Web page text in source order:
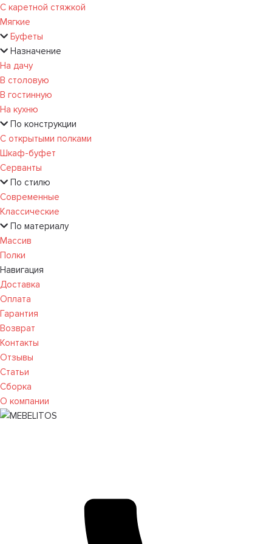
С каретной стяжкой
Мягкие
Буфеты
Назначение
На дачу
В столовую
В гостинную
На кухню
По конструкции
С открытыми полками
Шкаф-буфет
Серванты
По стилю
Современные
Классические
По материалу
Массив
Полки
Навигация
Доставка
Оплата
Гарантия
Возврат
Контакты
Отзывы
Статьи
Сборка
О компании